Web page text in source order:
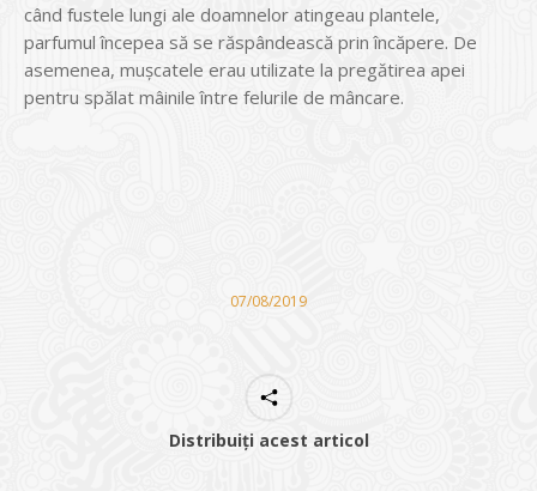
când fustele lungi ale doamnelor atingeau plantele,
parfumul începea să se răspândească prin încăpere. De
asemenea, mușcatele erau utilizate la pregătirea apei
pentru spălat mâinile între felurile de mâncare.
07/08/2019
Distribuiți acest articol